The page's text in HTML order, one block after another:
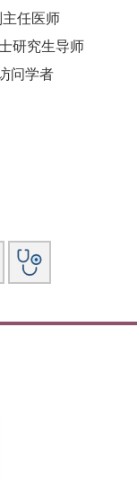
任医师
研究生导师
问学者
专业委员会 常务
务委员
金、广东省科技计
题研究。近年来在
或通讯作者SCI论
养生文化与方